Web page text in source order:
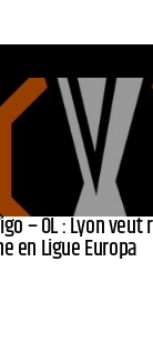
– OL : Lyon
en Ligue Europa